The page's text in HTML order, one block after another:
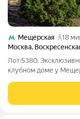
Мещерская
18
Москва,
Лот:5380. Эксклюзивный пентхаус с террасой в закрытом
клубном доме у
в черте Москвы.
клубном доме бизнес-